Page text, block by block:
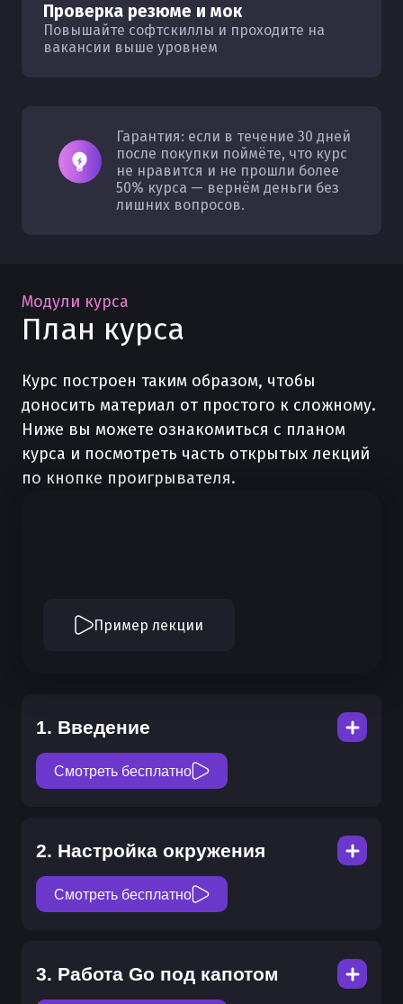
Проверка резюме и мок
Повышайте софтскиллы и проходите на
вакансии выше уровнем
Гарантия: если в течение 30 дней
после покупки поймёте, что курс
не нравится и не прошли более
50% курса — вернём деньги без
лишних вопросов.
Модули курса
План курса
Курс построен таким образом, чтобы
доносить материал от простого к сложному.
Ниже вы можете ознакомиться с планом
курса и посмотреть часть открытых лекций
по кнопке проигрывателя.
Пример лекции
1. Введение
Смотреть бесплатно
6мин
1.2 Как устроен курс
1.3 Обзор проекта
2. Настройка окружения
Смотреть бесплатно
4мин
3. Работа Go под капотом